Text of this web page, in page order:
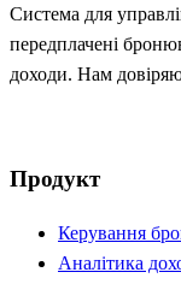
Система для
передплачені
доходи. Нам
Продукт
Керування
Аналітика